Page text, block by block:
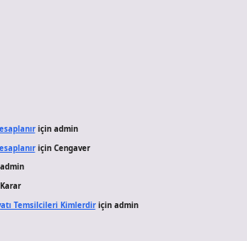
için admin
için Cengaver
admin
Karar
Temsilcileri Kimlerdiriçin admin